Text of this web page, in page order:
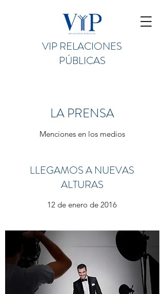
VIP RELACIONES
PÚBLICAS
LA PRENSA
Menciones en los medios
LLEGAMOS A NUEVAS
ALTURAS
12 de enero de 2016